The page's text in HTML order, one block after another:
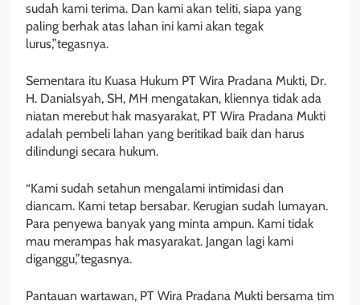
sudah kami terima. Dan kami akan teliti, siapa yang
paling berhak atas lahan ini kami akan tegak
lurus,”tegasnya.
Sementara itu Kuasa Hukum PT Wira Pradana Mukti, Dr.
H. Danialsyah, SH, MH mengatakan, kliennya tidak ada
niatan merebut hak masyarakat, PT Wira Pradana Mukti
adalah pembeli lahan yang beritikad baik dan harus
dilindungi secara hukum.
“Kami sudah setahun mengalami intimidasi dan
diancam. Kami tetap bersabar. Kerugian sudah lumayan.
Para penyewa banyak yang minta ampun. Kami tidak
mau merampas hak masyarakat. Jangan lagi kami
diganggu,”tegasnya.
Pantauan wartawan, PT Wira Pradana Mukti bersama tim